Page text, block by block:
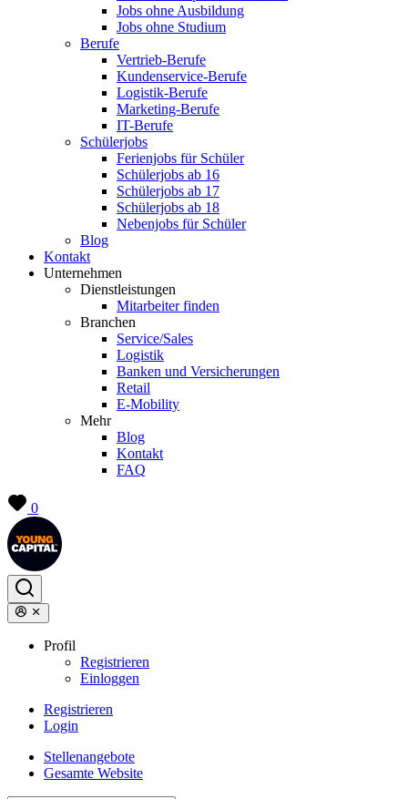
Jobs ohne Ausbildung
Jobs ohne Studium
Berufe
Vertrieb-Berufe
Kundenservice-Berufe
Logistik-Berufe
Marketing-Berufe
IT-Berufe
Schülerjobs
Ferienjobs für Schüler
Schülerjobs ab 16
Schülerjobs ab 17
Schülerjobs ab 18
Nebenjobs für Schüler
Blog
Kontakt
Unternehmen
Dienstleistungen
Mitarbeiter finden
Branchen
Service/Sales
Logistik
Banken und Versicherungen
Retail
E-Mobility
Mehr
Blog
Kontakt
FAQ
0
Profil
Registrieren
Einloggen
Registrieren
Login
Stellenangebote
Gesamte Website